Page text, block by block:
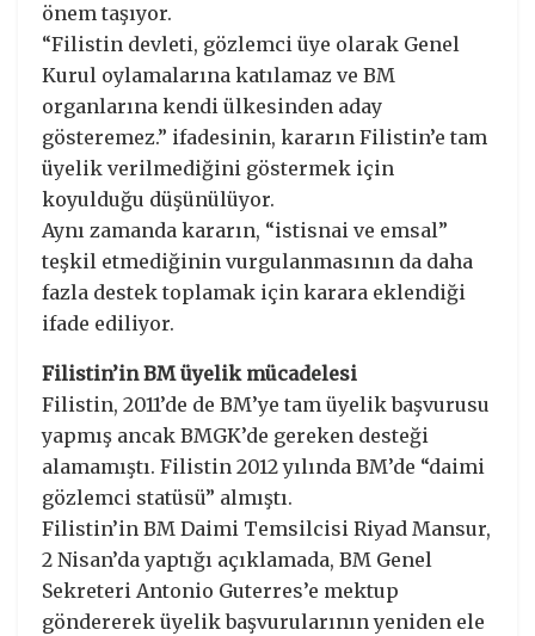
önem taşıyor.
“Filistin devleti, gözlemci üye olarak Genel
Kurul oylamalarına katılamaz ve BM
organlarına kendi ülkesinden aday
gösteremez.” ifadesinin, kararın Filistin’e tam
üyelik verilmediğini göstermek için
koyulduğu düşünülüyor.
Aynı zamanda kararın, “istisnai ve emsal”
teşkil etmediğinin vurgulanmasının da daha
fazla destek toplamak için karara eklendiği
ifade ediliyor.
Filistin’in BM üyelik mücadelesi
Filistin, 2011’de de BM’ye tam üyelik başvurusu
yapmış ancak BMGK’de gereken desteği
alamamıştı. Filistin 2012 yılında BM’de “daimi
gözlemci statüsü” almıştı.
Filistin’in BM Daimi Temsilcisi Riyad Mansur,
2 Nisan’da yaptığı açıklamada, BM Genel
Sekreteri Antonio Guterres’e mektup
göndererek üyelik başvurularının yeniden ele